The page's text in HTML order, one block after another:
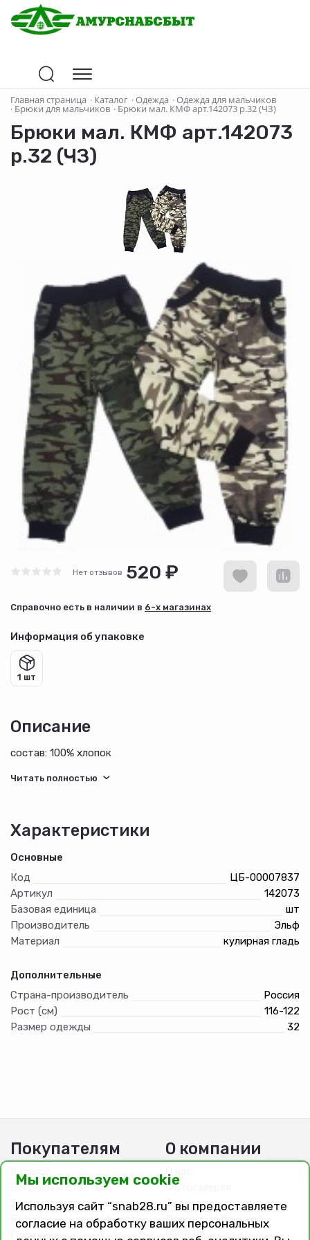
Главная страница · Каталог ·Одежда ·Одежда для мальчиков
· Брюки для мальчиков · Брюки мал. КМФ арт.142073 р.32 (ЧЗ)
Брюки мал. КМФ арт.142073
р.32 (ЧЗ)
Нет отзывов 520 ₽
Cправочно есть в наличии в 6-х магазинах
Информация об упаковке
1 шт
Описание
состав: 100% хлопок
Характеристики
Основные
Код
ЦБ-00007837
Артикул
142073
Базовая единица
шт
Производитель
Эльф
Материал
кулирная гладь
Дополнительные
Страна-производитель
Россия
Рост (см)
116-122
Размер одежды
32
Покупателям
Каталог
Вопросы и ответы
Заказ, оплата, доставка
Подарочные сертификаты
О компании
О нас
Фотогалерея
Вакансии
Договор публичной
оферты
Мы используем cookie
Используя сайт “snab28.ru” вы предоставляете
согласие на обработку ваших персональных